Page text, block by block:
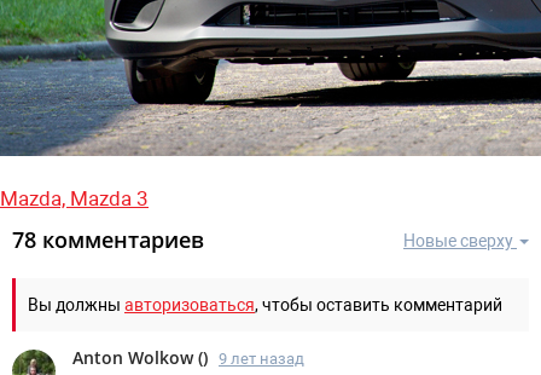
Mazda, Mazda 3
Новые сверху
78 комментариев
Вы должны авторизоваться, чтобы оставить комментарий
Anton Wolkow() 9 лет назад